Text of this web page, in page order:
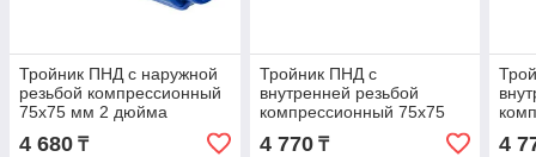
Тройник ПНД с наружной
резьбой компрессионный
75x75 мм 2 дюйма
4 680 ₸
Тройник ПНД с
внутренней резьбой
компрессионный 75x75
4 770₸ 4